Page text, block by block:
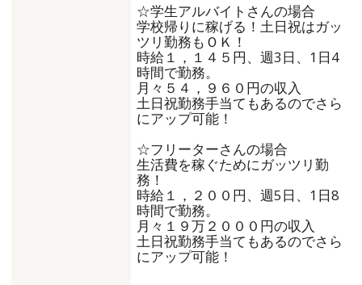
☆学生アルバイトさんの場合
学校帰りに稼げる！土日祝はガッ
ツリ勤務もＯＫ！
時給１，１４５円、週3日、1日4
時間で勤務。
月々５４，９６０円の収入
土日祝勤務手当てもあるのでさら
にアップ可能！
☆フリーターさんの場合
生活費を稼ぐためにガッツリ勤
務！
時給１，２００円、週5日、1日8
時間で勤務。
月々１９万２０００円の収入
土日祝勤務手当てもあるのでさら
にアップ可能！